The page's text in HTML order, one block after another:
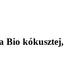
Bio kókusztej,